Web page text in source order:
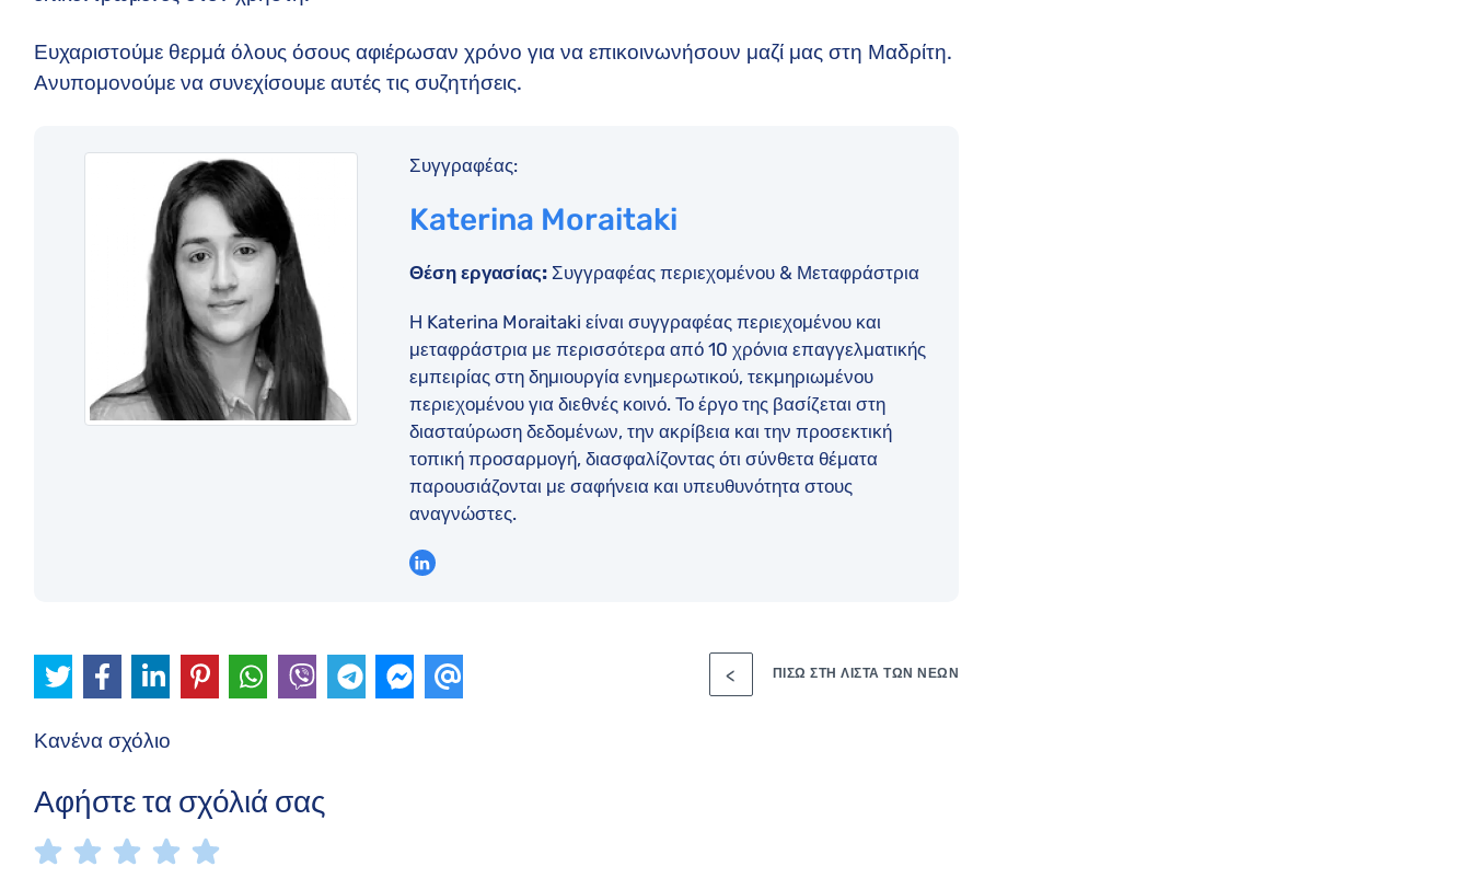
Ευχαριστούμε θερμά όλους όσους αφιέρωσαν χρόνο για να επικοινωνήσουν μαζί μας στη Μαδρίτη.
Ανυπομονούμε να συνεχίσουμε αυτές τις συζητήσεις.
Συγγραφέας:
Katerina Moraitaki
Θέση εργασίας:Συγγραφέας περιεχομένου & Μεταφράστρια
Η Katerina Moraitaki είναι συγγραφέας περιεχομένου και
μεταφράστρια με περισσότερα από 10 χρόνια επαγγελματικής
εμπειρίας στη δημιουργία ενημερωτικού, τεκμηριωμένου
περιεχομένου για διεθνές κοινό. Το έργο της βασίζεται στη
διασταύρωση δεδομένων, την ακρίβεια και την προσεκτική
τοπική προσαρμογή, διασφαλίζοντας ότι σύνθετα θέματα
παρουσιάζονται με σαφήνεια και υπευθυνότητα στους
αναγνώστες.
ΠΊΣΩ ΣΤΗ ΛΊΣΤΑ ΤΩΝ ΝΈΩΝ
Κανένα σχόλιο
Αφήστε τα σχόλιά σας